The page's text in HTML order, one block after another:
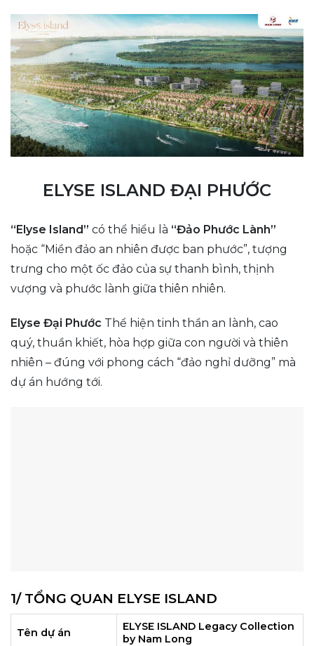
ELYSE ISLAND ĐẠI PHƯỚC
“Elyse Island” có thể hiểu là “Đảo Phước Lành”
hoặc “Miền đảo an nhiên được ban phước”, tượng
trưng cho một ốc đảo của sự thanh bình, thịnh
vượng và phước lành giữa thiên nhiên.
Elyse Đại Phước Thể hiện tinh thần an lành, cao
quý, thuần khiết, hòa hợp giữa con người và thiên
nhiên – đúng với phong cách “đảo nghỉ dưỡng” mà
dự án hướng tới.
1/ TỔNG QUAN ELYSE ISLAND
Tên dự án
ELYSE ISLAND Legacy Collection
by Nam Long